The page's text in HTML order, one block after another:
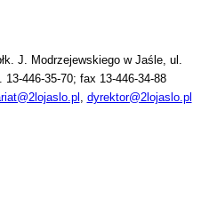
J. Modrzejewskiego w Jaśle, ul.
446-35-70; fax 13-446-34-88
dyrektor@2lojaslo.pl